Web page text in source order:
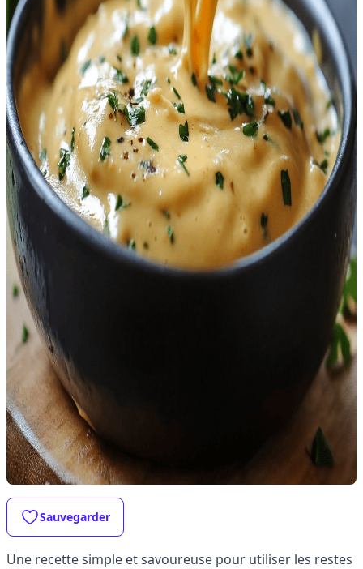
Sauvegarder
Une recette simple et savoureuse pour utiliser les restes